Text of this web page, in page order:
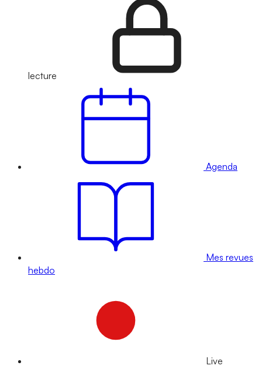
lecture
Agenda
Mes revues
hebdo
Live